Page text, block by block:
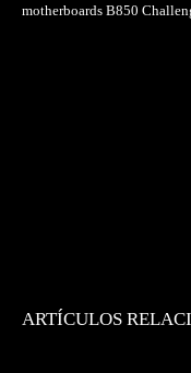
motherboards B850
ARTÍCULOS